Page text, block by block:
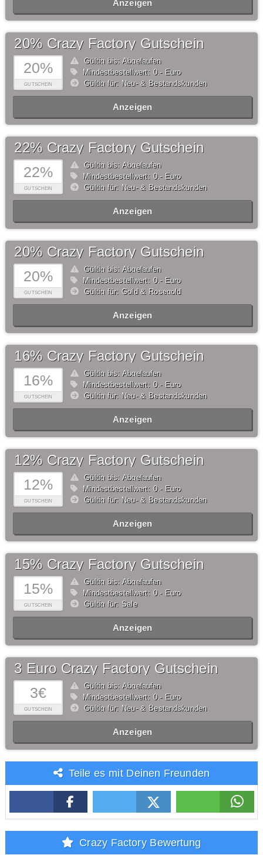
Anzeigen
20%
GUTSCHEIN
20% Crazy Factory Gutschein
Gültig bis: Abgelaufen
Mindestbestellwert: 0,- Euro
Gültig für: Neu- & Bestandskunden
Anzeigen
22%
GUTSCHEIN
22% Crazy Factory Gutschein
Gültig bis: Abgelaufen
Mindestbestellwert: 0,- Euro
Gültig für: Neu- & Bestandskunden
Anzeigen
20%
GUTSCHEIN
20% Crazy Factory Gutschein
Gültig bis: Abgelaufen
Mindestbestellwert: 0,- Euro
Gültig für: Gold & Rosegold
Anzeigen
16%
GUTSCHEIN
16% Crazy Factory Gutschein
Gültig bis: Abgelaufen
Mindestbestellwert: 0,- Euro
Gültig für: Neu- & Bestandskunden
Anzeigen
12%
GUTSCHEIN
12% Crazy Factory Gutschein
Gültig bis: Abgelaufen
Mindestbestellwert: 0,- Euro
Gültig für: Neu- & Bestandskunden
Anzeigen
15%
GUTSCHEIN
15% Crazy Factory Gutschein
Gültig bis: Abgelaufen
Mindestbestellwert: 0,- Euro
Gültig für: Sale
Anzeigen
3€
GUTSCHEIN
3 Euro Crazy Factory Gutschein
Gültig bis: Abgelaufen
Mindestbestellwert: 0,- Euro
Gültig für: Neu- & Bestandskunden
Anzeigen
Teile es mit Deinen Freunden
Crazy Factory Bewertung